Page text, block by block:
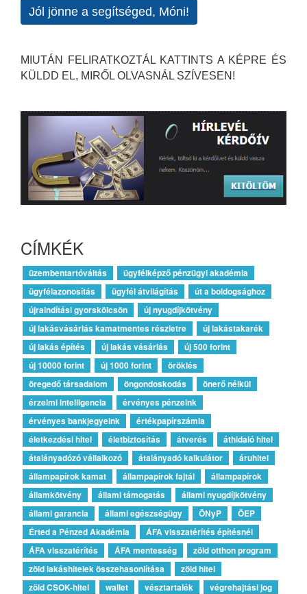
Jól jönne a segítséged, Móni!
MIUTÁN FELIRATKOZTÁL KATTINTS A KÉPRE ÉS
KÜLDD EL, MIRŐL OLVASNÁL SZÍVESEN!
CÍMKÉK
üzembentartóváltás
ügyfélképző pénzügyi akadémia
ügyfélazonosítás
ügyfél átvilágítás
út a boldogsághoz
újraindítási gyorskölcsön
új nyugdíjkötvény
új lakásvásárlás kamatmentes részletre
új lakástakarék
új lakás építés
új lakás vásárlás
új 500 forint
új 10000 forint
új 1000 forint
öröklés
öregedő társadalom
öngondoskodás
önerő nélkül
érzelmi intelligencia
érvényes pénzeink
érvényes bankjegyeink
értékpapírszámla
életkezdési hitel
életbiztosítás átverés
áthidaló hitel
átalányadózó vállalkozó
átalányadó kalkulátor
áruhitel
állampapírok kamat
állampapírok fajtái
állampapírok
államkötvény
állami támogatás
állami nyugdíjkötvény
állami garancia
állami egészségügy ÖNyP
ÖEP
Érted a Pénzed Akadémia
ÁFA visszatérítés építésnél
ÁFA visszatérítés
ÁFA mentesség
zöld otthon program
zöld lakáshitelek összehasonlítása
zöld hitel
zöld CSOK-hitel
wallet vésztartalék
végrehajtási jog